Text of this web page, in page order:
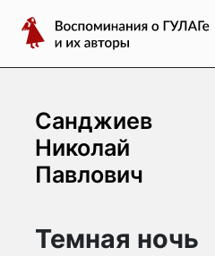
содержимому
Воспоминания
о
ГУЛАГе
их
авторы
Санджиев
Николай
Павлович
Темная ночь